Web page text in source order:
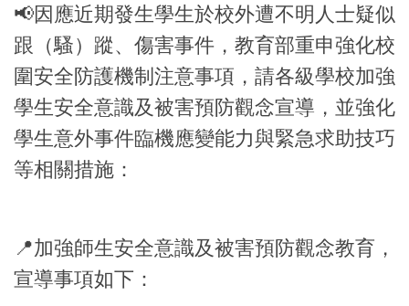
📢因應近期發生學生於校外遭不明人士疑似
跟（騷）蹤、傷害事件，教育部重申強化校
圍安全防護機制注意事項，請各級學校加強
學生安全意識及被害預防觀念宣導，並強化
學生意外事件臨機應變能力與緊急求助技巧
等相關措施：
📍加強師生安全意識及被害預防觀念教育，
宣導事項如下：